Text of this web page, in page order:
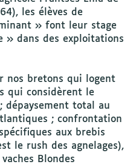
les élèves de
» font leur stage
» dans des exploitations
nos bretons qui logent
qui considèrent le
dépaysement total au
; confrontation
aux brebis
le rush des agnelages),
Blondes